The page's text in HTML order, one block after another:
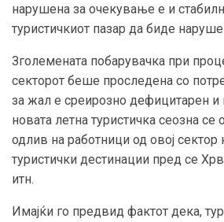
нарушена за очекување е и
туристичкиот пазар да биде
Зголемената побарувачка при
секторот беше проследена со
за жал е среирозно дефицитарен и
новата летна туристичка сеозна
одлив на работници од овој сектор
туристички дестинации пред се
итн.
Имајќи го предвид фактот дека,